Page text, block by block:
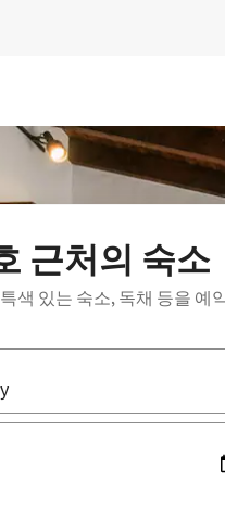
근처의 숙소
색 있는 숙소, 독채 등을 예
아래 화살표 키를 사용하거나